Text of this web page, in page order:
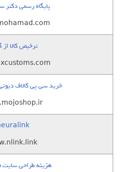
پایگاه رسمی دکتر
ترخیص کالا
خرید سی پی کالاف
هزینه طراحی